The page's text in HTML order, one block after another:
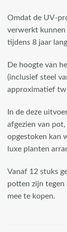
Omdat de UV-
verwerkt
tijdens 8 jaar
De hoogte van
(inclusief steel
approximatief
In de deze
afgezien van
opgestoken kan
luxe planten
Vanaf 12 stuks
potten zijn tegen
mee te kopen.